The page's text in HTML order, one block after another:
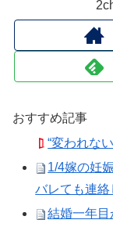
おすすめ記事
“変われな
1/4嫁の妊
バレても連絡
結婚一年